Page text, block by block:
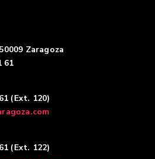
Zaragoza
61
(Ext. 120)
(Ext. 122)